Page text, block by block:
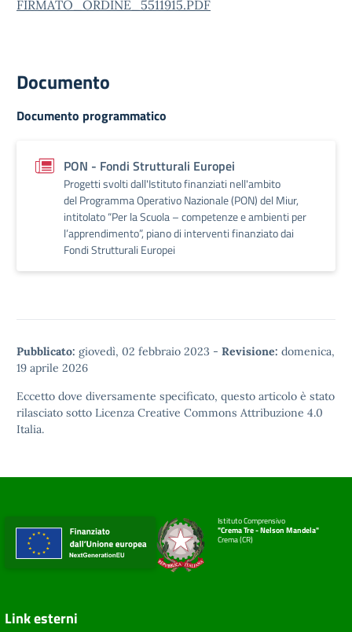
FIRMATO_ORDINE_5511915.PDF
Documento
Documento programmatico
PON - Fondi Strutturali Europei
Progetti svolti dall'Istituto finanziati nell'ambito
del Programma Operativo Nazionale (PON) del Miur,
intitolato “Per la Scuola – competenze e ambienti per
l’apprendimento”, piano di interventi finanziato dai
Fondi Strutturali Europei
Pubblicato: giovedì, 02 febbraio 2023 - Revisione: domenica,
19 aprile 2026
Eccetto dove diversamente specificato, questo articolo è stato
rilasciato sotto Licenza Creative Commons Attribuzione 4.0
Italia.
Istituto Comprensivo
"Crema Tre - Nelson Mandela"
Crema (CR)
Link esterni